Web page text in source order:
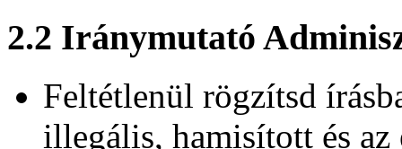
2.2 Iránymutató
Feltétlenül rögzítsd
illegális, hamisított és